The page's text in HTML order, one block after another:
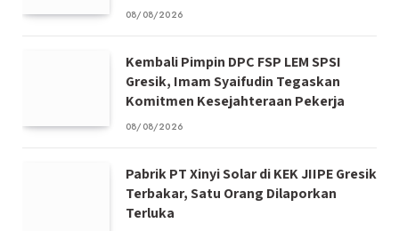
08/08/2026
Kembali Pimpin DPC FSP LEM SPSI
Gresik, Imam Syaifudin Tegaskan
Komitmen Kesejahteraan Pekerja
08/08/2026
Pabrik PT Xinyi Solar di KEK JIIPE Gresik
Terbakar, Satu Orang Dilaporkan
Terluka